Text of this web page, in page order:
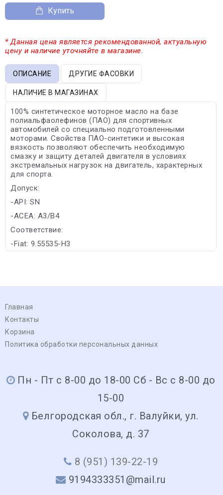
Купить
* Данная цена является рекомендованной, актуальную
цену и наличие уточняйте в магазине.
ОПИСАНИЕ ДРУГИЕ ФАСОВКИ
НАЛИЧИЕ В МАГАЗИНАХ
100% синтетическое моторное масло на базе
полиальфаолефинов (ПАО) для спортивных
автомобилей со специально подготовленными
моторами. Свойства ПАО-синтетики и высокая
вязкость позволяют обеспечить необходимую
смазку и защиту деталей двигателя в условиях
экстремальных нагрузок на двигатель, характерных
для спорта.
Допуск:
-API: SN
-ACEA: A3/B4
Соответствие:
-Fiat: 9.55535-H3
Главная
Контакты
Корзина
Политика обработки персональных данных
Пн - Пт с 8-00 до 18-00 Сб - Вс с 8-00 до
15-00
Белгородская обл., г. Валуйки, ул.
Соколова, д. 37
8 (951) 139-22-19
9194333351@mail.ru